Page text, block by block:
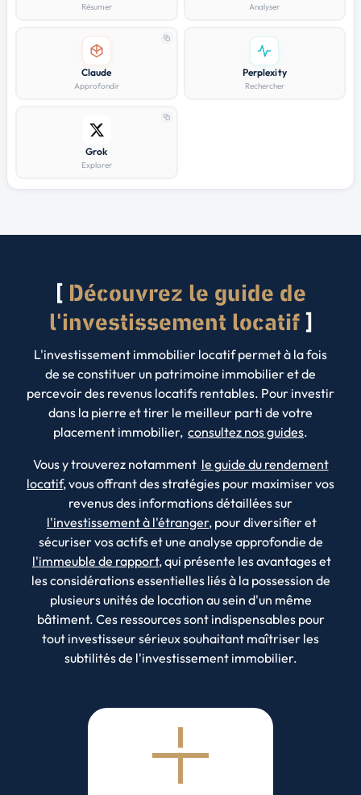
Résumer Analyser
Claude
Approfondir
Perplexity
Rechercher
Grok
Explorer
Découvrez le guide de
l'investissement locatif
L'investissement immobilier locatif permet à la fois
de se constituer un patrimoine immobilier et de
percevoir des revenus locatifs rentables. Pour investir
dans la pierre et tirer le meilleur parti de votre
placement immobilier, consultez nos guides.
Vous y trouverez notamment le guide du rendement
locatif, vous offrant des stratégies pour maximiser vos
revenus des informations détaillées sur
l'investissement à l'étranger, pour diversifier et
sécuriser vos actifs et une analyse approfondie de
l'immeuble de rapport, qui présente les avantages et
les considérations essentielles liés à la possession de
plusieurs unités de location au sein d'un même
bâtiment. Ces ressources sont indispensables pour
tout investisseur sérieux souhaitant maîtriser les
subtilités de l'investissement immobilier.